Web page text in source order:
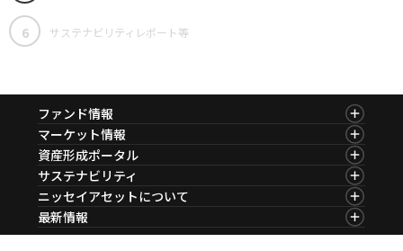
6 サステナビリティレポート等
ファンド情報
ファンド情報TOP
基準価額一覧
ファンド検索
ファンド比較
決算カレンダー
海外休日カレンダー
投資信託新商品のご案内
マーケット情報
マーケット情報TOP
マーケット指数
マーケットレポート
コラム
ファンドレポート
資産形成ポータル
資産形成ポータルTOP
資産形成サービス
Nダイレクト
サステナビリティ
サステナビリティTOP
サステナビリティ経営
サステナブル投資
ニッセイアセットについて
ニッセイアセットについてTOP
会社情報
最新情報
マーケットニュース